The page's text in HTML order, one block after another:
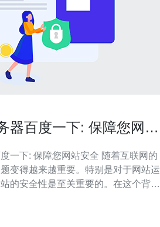
器百度一下: 保障您网站
保障您网站安全 随着互联网的
变得越来越重要。特别是对于网站运
的安全性是至关重要的。在这个背景
务器的优势，以及为什么选择它可以